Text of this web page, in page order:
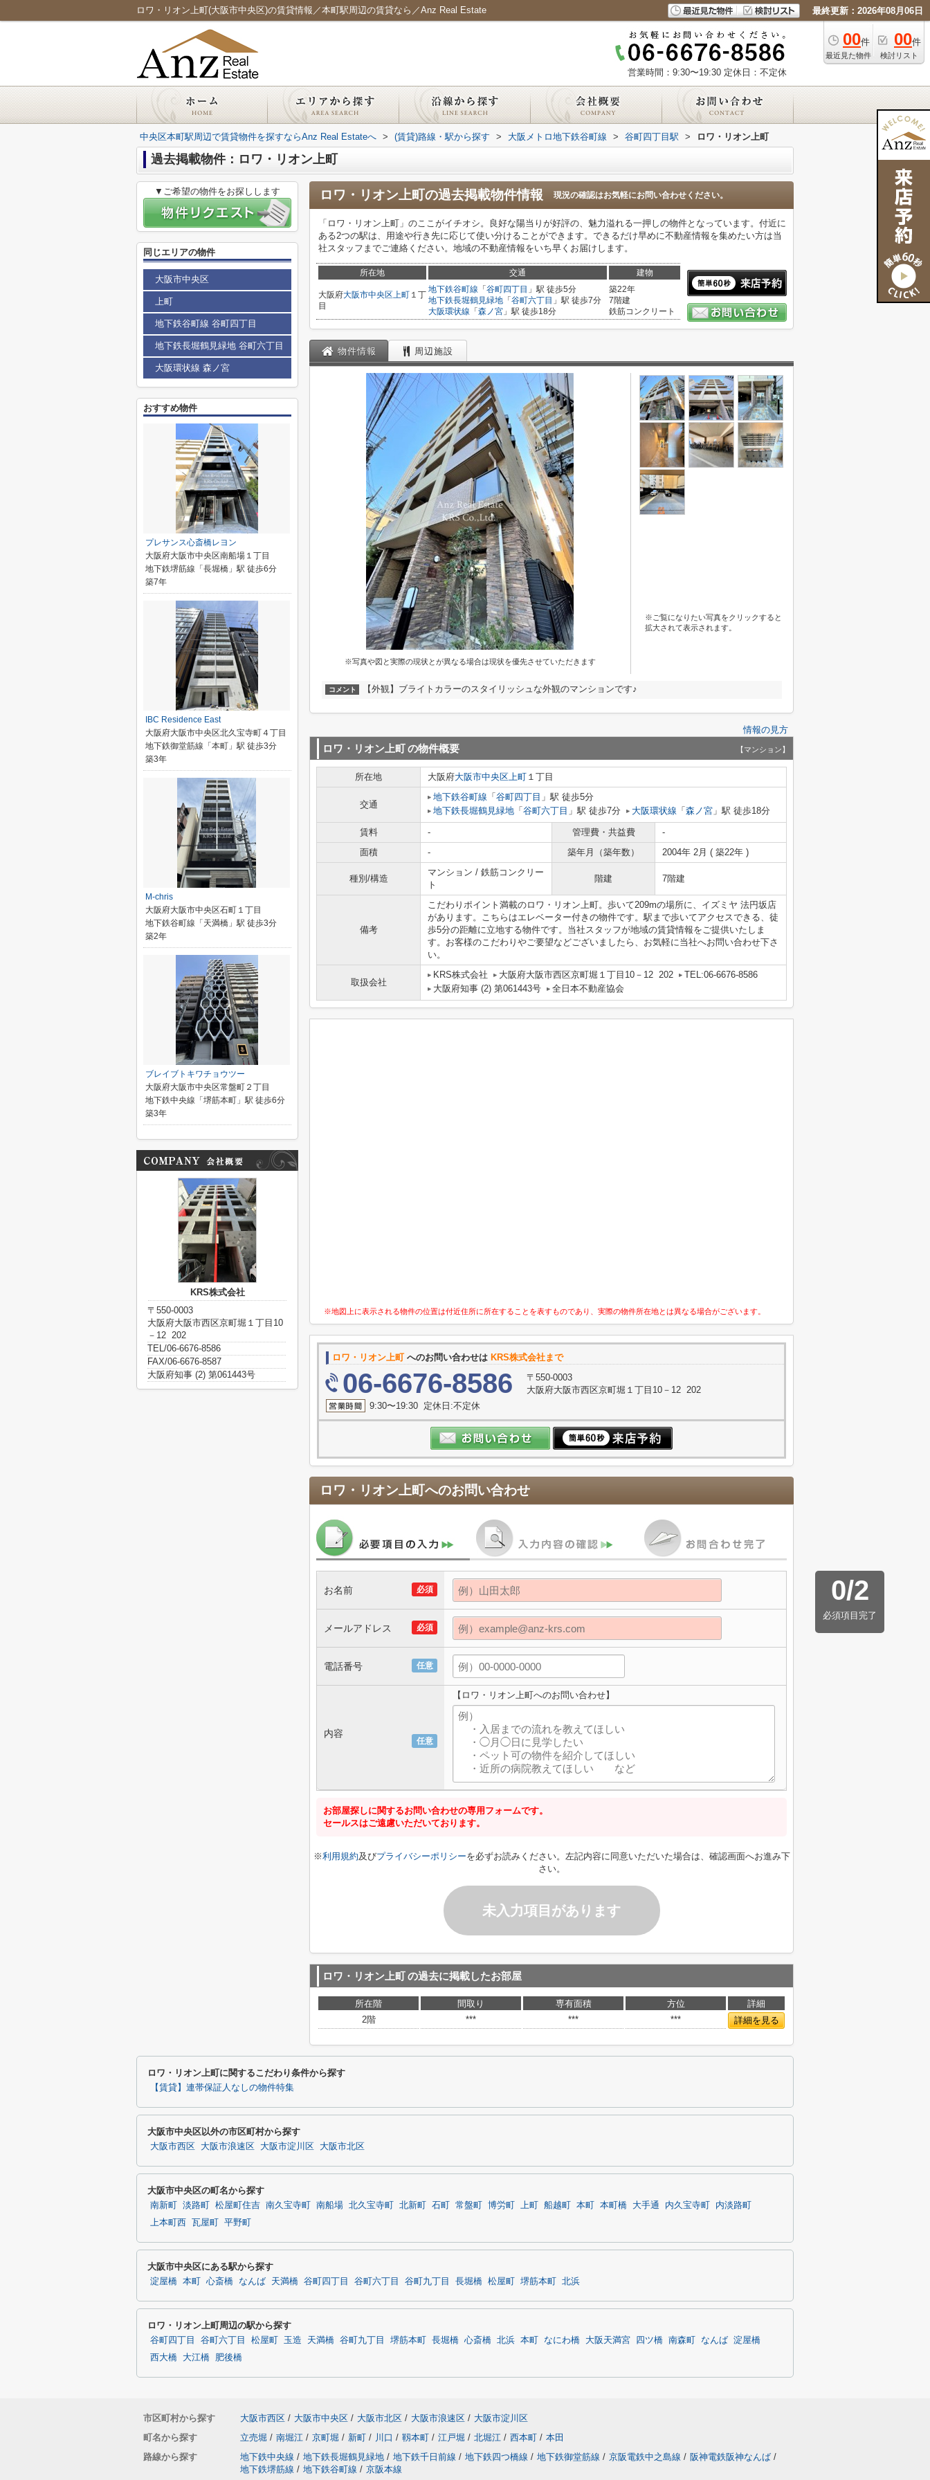
ロワ・リオン上町(大阪市中央区)の賃貸情報／本町駅周辺の賃貸なら／Anz Real Estate 最終更新：2026年08月06日
00件
最近見た物件
00件
検討リスト
営業時間：9:30〜19:30 定休日：不定休
中央区本町駅周辺で賃貸物件を探すならAnz Real Estateへ > (賃貸)路線・駅から探す > 大阪メトロ地下鉄谷町線 > 谷町四丁目駅 > ロワ・リオン上町
過去掲載物件：ロワ・リオン上町
ロワ・リオン上町の過去掲載物件情報 現況の確認はお気軽にお問い合わせください。
「ロワ・リオン上町」のここがイチオシ。良好な陽当りが好評の、魅力溢れる一押しの物件となっています。付近に
ある2つの駅は、用途や行き先に応じて使い分けることができます。できるだけ早めに不動産情報を集めたい方は当
社スタッフまでご連絡ください。地域の不動産情報をいち早くお届けします。
所在地 交通 建物
大阪府大阪市中央区上町 １丁
目
地下鉄谷町線 「 谷町四丁目 」駅 徒歩5分
地下鉄長堀鶴見緑地 「 谷町六丁目 」駅 徒歩7分
大阪環状線 「 森ノ宮 」駅 徒歩18分
築22年
7階建
鉄筋コンクリート
物件情報 周辺施設
※写真や図と実際の現状とが異なる場合は現状を優先させていただきます
※ご覧になりたい写真をクリックすると
拡大されて表示されます。
コメント 【外観】ブライトカラーのスタイリッシュな外観のマンションです♪
情報の見方
ロワ・リオン上町の物件概要 【マンション】
所在地 大阪府大阪市中央区上町 １丁目
交通
地下鉄谷町線 「 谷町四丁目 」駅 徒歩5分
地下鉄長堀鶴見緑地 「 谷町六丁目 」駅 徒歩7分 大阪環状線 「 森ノ宮 」駅 徒歩18分
賃料 - 管理費・共益費
-
面積
- 築年月（築年数） 2004年 2月 ( 築22年 )
種別/構造
マンション / 鉄筋コンクリー
ト
階建 7階建
備考
こだわりポイント満載のロワ・リオン上町。歩いて209mの場所に、イズミヤ 法円坂店
があります。こちらはエレベーター付きの物件です。駅まで歩いてアクセスできる、徒
歩5分の距離に立地する物件です。当社スタッフが地域の賃貸情報をご提供いたしま
す。お客様のこだわりやご要望などございましたら、お気軽に当社へお問い合わせ下さ
い。
取扱会社
KRS株式会社 大阪府大阪市西区京町堀１丁目10－12 202
TEL:06-6676-8586
大阪府知事 (2) 第061443号
全日本不動産協会
※地図上に表示される物件の位置は付近住所に所在することを表すものであり、実際の物件所在地とは異なる場合がございます。
ロワ・リオン上町へのお問い合わせは KRS株式会社まで
06-6676-8586
〒550-0003
大阪府大阪市西区京町堀１丁目10－12 202
9:30〜19:30 定休日:不定休
ロワ・リオン上町へのお問い合わせ
0/2
必須項目完了
必須
お名前
必須
メールアドレス
任意
電話番号
任意
内容
【ロワ・リオン上町へのお問い合わせ】
お部屋探しに関するお問い合わせの専用フォームです。
セールスはご遠慮いただいております。
※利用規約及びプライバシーポリシーを必ずお読みください。左記内容に同意いただいた場合は、確認画面へお進み下
さい。
未入力項目があります
ロワ・リオン上町の過去に掲載したお部屋
所在階 間取り 専有面積 方位
詳細
2階
*** *** *** 詳細を見る
▼ご希望の物件をお探しします
同じエリアの物件
大阪市中央区
上町
地下鉄谷町線 谷町四丁目
地下鉄長堀鶴見緑地 谷町六丁目
大阪環状線 森ノ宮
おすすめ物件
プレサンス心斎橋レヨン
大阪府大阪市中央区南船場１丁目
地下鉄堺筋線「長堀橋」駅 徒歩6分
築7年
IBC Residence East
大阪府大阪市中央区北久宝寺町４丁目
地下鉄御堂筋線「本町」駅 徒歩3分
築3年
M-chris
大阪府大阪市中央区石町１丁目
地下鉄谷町線「天満橋」駅 徒歩3分
築2年
ブレイブトキワチョウツー
大阪府大阪市中央区常盤町２丁目
地下鉄中央線「堺筋本町」駅 徒歩6分
築3年
KRS株式会社
〒550-0003
大阪府大阪市西区京町堀１丁目10
－12 202
TEL/06-6676-8586
FAX/06-6676-8587
大阪府知事 (2) 第061443号
ロワ・リオン上町に関するこだわり条件から探す
【賃貸】連帯保証人なしの物件特集
大阪市中央区以外の市区町村から探す
大阪市西区 大阪市浪速区 大阪市淀川区 大阪市北区
大阪市中央区の町名から探す
南新町 淡路町 松屋町住吉 南久宝寺町 南船場 北久宝寺町 北新町 石町 常盤町 博労町 上町 船越町 本町 本町橋 大手通 内久宝寺町
内淡路町
上本町西
瓦屋町 平野町
大阪市中央区にある駅から探す
淀屋橋 本町 心斎橋 なんば 天満橋 谷町四丁目 谷町六丁目 谷町九丁目 長堀橋 松屋町 堺筋本町 北浜
ロワ・リオン上町周辺の駅から探す
谷町四丁目 谷町六丁目 松屋町 玉造 天満橋 谷町九丁目 堺筋本町 長堀橋 心斎橋 北浜 本町 なにわ橋 大阪天満宮 四ツ橋 南森町 なんば 淀屋橋
西大橋
大江橋 肥後橋
市区町村から探す 大阪市西区 / 大阪市中央区 / 大阪市北区 / 大阪市浪速区 / 大阪市淀川区
町名から探す
立売堀 / 南堀江 / 京町堀 / 新町 / 川口 / 靱本町 / 江戸堀 / 北堀江 / 西本町 / 本田
路線から探す
地下鉄中央線 / 地下鉄長堀鶴見緑地 / 地下鉄千日前線 / 地下鉄四つ橋線 / 地下鉄御堂筋線 / 京阪電鉄中之島線 / 阪神電鉄阪神なんば /
地下鉄堺筋線 / 地下鉄谷町線 / 京阪本線